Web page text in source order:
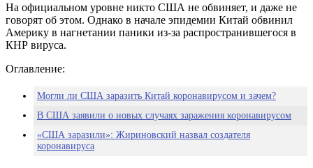
На официальном уровне никто США не обвиняет, и даже не
говорят об этом. Однако в начале эпидемии Китай обвинил
Америку в нагнетании паники из-за распространившегося в
КНР вируса.
Оглавление:
Могли ли США заразить Китай коронавирусом и зачем?
В США заявили о новых случаях заражения коронавирусом
«США заразили»: Жириновский назвал создателя
коронавируса